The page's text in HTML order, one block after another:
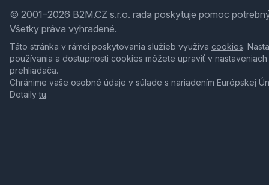
© 2001–2026 B2M.CZ s.r.o. rada poskytuje pomoc
Všetky práva vyhradené.
Táto stránka v rámci poskytovania služieb využíva cookies.
používania a dostupnosti cookies môžete upraviť v nastaveniach
prehliadača.
Chránime vaše osobné údaje v súlade s nariadením Európskej
Detailytu.